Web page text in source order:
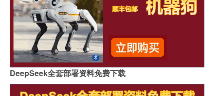
DeepSeek全套部署资料免费下载